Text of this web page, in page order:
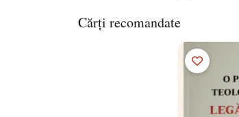
Cărți recomandate